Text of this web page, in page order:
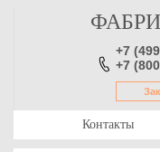
+7
+7
Контакты